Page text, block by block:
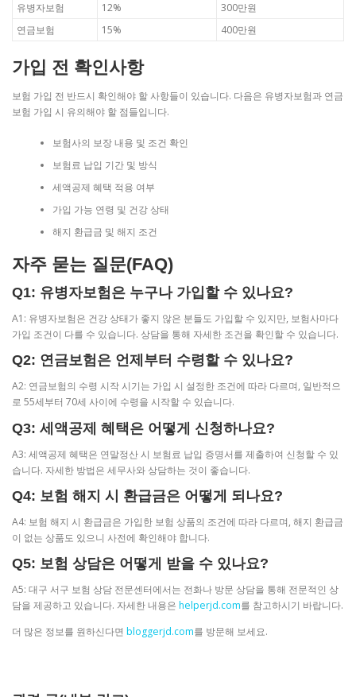
유병자보험 12%
300만원
연금보험
15% 400만원
가입 전 확인사항
보험 가입 전 반드시 확인해야 할 사항들이 있습니다. 다음은 유병자보험과 연금
보험 가입 시 유의해야 할 점들입니다.
보험사의 보장 내용 및 조건 확인
보험료 납입 기간 및 방식
세액공제 혜택 적용 여부
가입 가능 연령 및 건강 상태
해지 환급금 및 해지 조건
자주 묻는 질문(FAQ)
Q1: 유병자보험은 누구나 가입할 수 있나요?
A1: 유병자보험은 건강 상태가 좋지 않은 분들도 가입할 수 있지만, 보험사마다
가입 조건이 다를 수 있습니다. 상담을 통해 자세한 조건을 확인할 수 있습니다.
Q2: 연금보험은 언제부터 수령할 수 있나요?
A2: 연금보험의 수령 시작 시기는 가입 시 설정한 조건에 따라 다르며, 일반적으
로 55세부터 70세 사이에 수령을 시작할 수 있습니다.
Q3: 세액공제 혜택은 어떻게 신청하나요?
A3: 세액공제 혜택은 연말정산 시 보험료 납입 증명서를 제출하여 신청할 수 있
습니다. 자세한 방법은 세무사와 상담하는 것이 좋습니다.
Q4: 보험 해지 시 환급금은 어떻게 되나요?
A4: 보험 해지 시 환급금은 가입한 보험 상품의 조건에 따라 다르며, 해지 환급금
이 없는 상품도 있으니 사전에 확인해야 합니다.
Q5: 보험 상담은 어떻게 받을 수 있나요?
A5: 대구 서구 보험 상담 전문센터에서는 전화나 방문 상담을 통해 전문적인 상
담을 제공하고 있습니다. 자세한 내용은 helperjd.com를 참고하시기 바랍니다.
더 많은 정보를 원하신다면 bloggerjd.com를 방문해 보세요.